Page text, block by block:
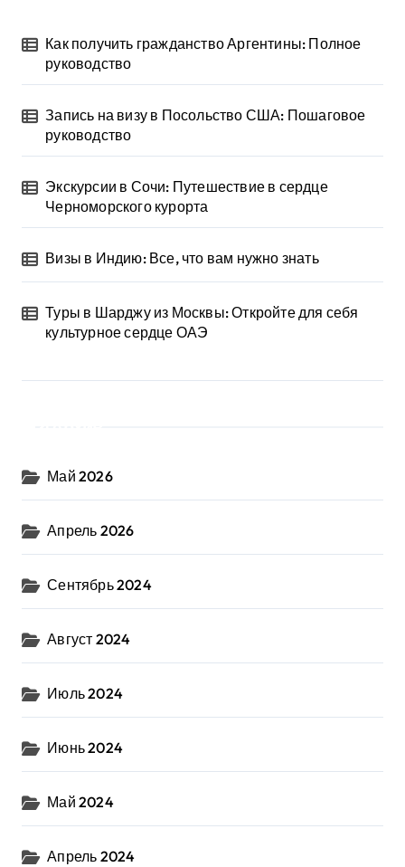
Как получить гражданство Аргентины: Полное
руководство
Запись на визу в Посольство США: Пошаговое
руководство
Экскурсии в Сочи: Путешествие в сердце
Черноморского курорта
Визы в Индию: Все, что вам нужно знать
Туры в Шарджу из Москвы: Откройте для себя
культурное сердце ОАЭ
Май 2026
Апрель 2026
Сентябрь 2024
Август 2024
Июль 2024
Июнь 2024
Май 2024
Апрель 2024